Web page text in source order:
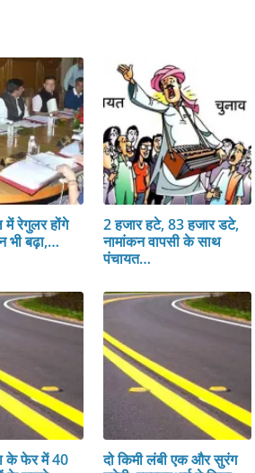
रेगुलर होंगे
भी बढ़ा,…
2 हजार हटे, 83 हजार डटे,
नामांकन वापसी के साथ
पंचायत…
के फेर में 40
दो किमी लंबी एक और सुरंग